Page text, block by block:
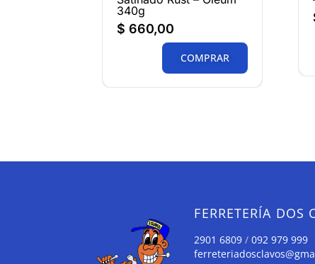
340g
$ 660,00
COMPRAR
FERRETERÍA DOS
2901 6809 /092 979 999